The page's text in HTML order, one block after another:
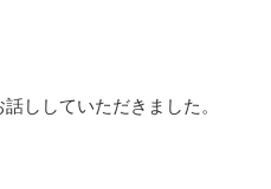
ししていただきました。